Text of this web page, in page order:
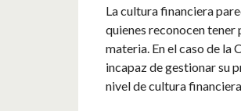
La cultura financiera
quienes reconocen
materia. En el caso de la
incapaz de gestionar su
nivel de cultura